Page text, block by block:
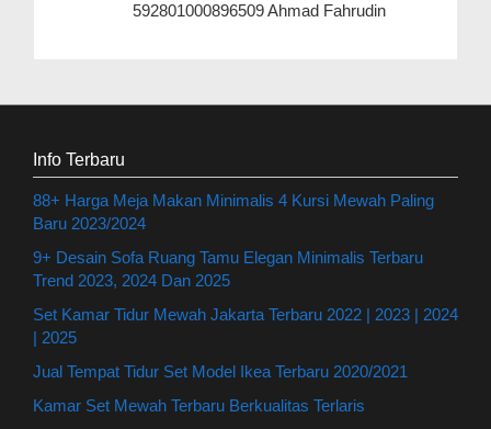
592801000896509 Ahmad Fahrudin
Info Terbaru
88+ Harga Meja Makan Minimalis 4 Kursi Mewah Paling
Baru 2023/2024
9+ Desain Sofa Ruang Tamu Elegan Minimalis Terbaru
Trend 2023, 2024 Dan 2025
Set Kamar Tidur Mewah Jakarta Terbaru 2022 | 2023 | 2024
| 2025
Jual Tempat Tidur Set Model Ikea Terbaru 2020/2021
Kamar Set Mewah Terbaru Berkualitas Terlaris